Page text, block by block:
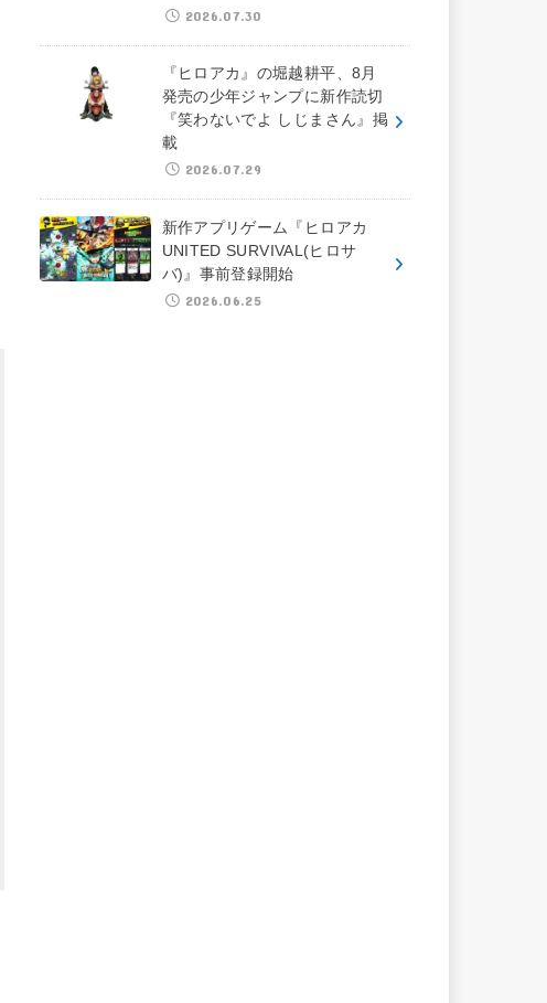
2026.07.30
『ヒロアカ』の堀越耕平、8月
発売の少年ジャンプに新作読切
『笑わないでよ しじまさん』掲
載
2026.07.29
新作アプリゲーム『ヒロアカ
UNITED SURVIVAL(ヒロサ
バ)』事前登録開始
2026.06.25